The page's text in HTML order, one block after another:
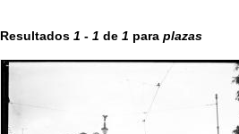
Resultados 1 - 1 de 1 para plazas